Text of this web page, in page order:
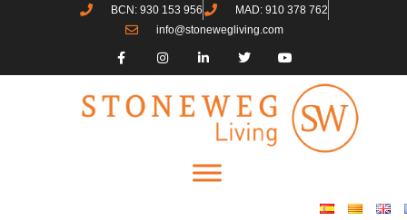
BCN: 930 153 956
MAD: 910 378 762
info@stonewegliving.com